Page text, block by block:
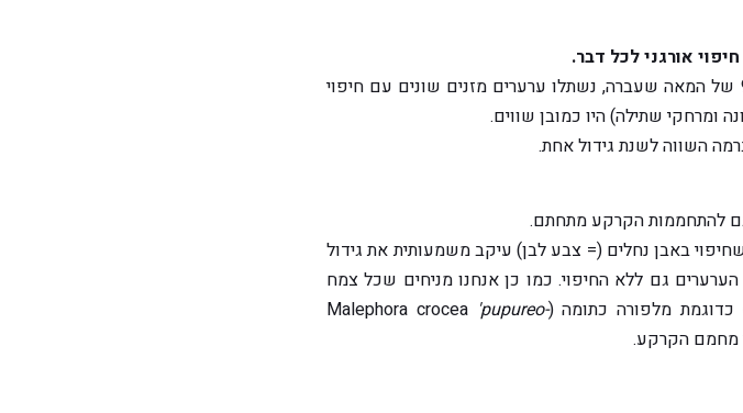
אורגני לכל דבר.
בניסוי, שנערך בגן "נקודה ירוקה" שבניר-עוז בשנות ה- 90 של המאה שעברה, נשתלו ערערים מזנים שונים עם חיפוי
ומרחקי שתילה) היו כמובן שווים.
השווה לשנת גידול אחת.
באבן נחלים (= צבע לבן) עיקב משמעותית את גידול
גם ללא החיפוי. כמו כן אנחנו מניחים שכל צמח
כדוגמת מלפורה כתומה(Malephora crocea
'pupureo-
מחמם הקרקע.